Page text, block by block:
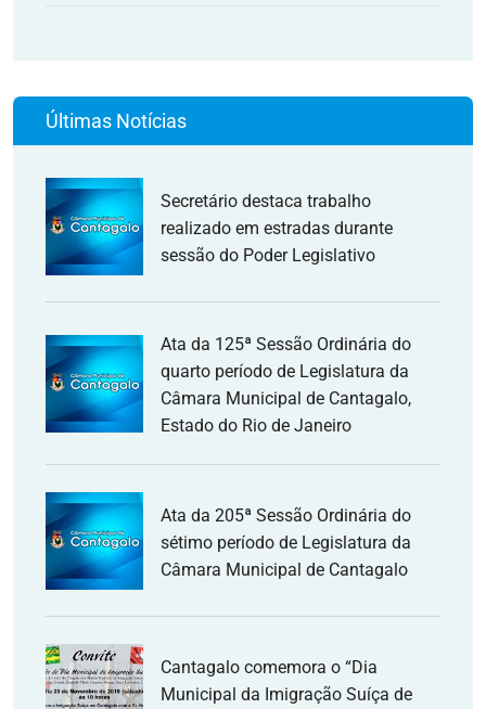
Últimas Notícias
Secretário destaca trabalho
realizado em estradas durante
sessão do Poder Legislativo
Ata da 125ª Sessão Ordinária do
quarto período de Legislatura da
Câmara Municipal de Cantagalo,
Estado do Rio de Janeiro
Ata da 205ª Sessão Ordinária do
sétimo período de Legislatura da
Câmara Municipal de Cantagalo
Cantagalo comemora o “Dia
Municipal da Imigração Suíça de